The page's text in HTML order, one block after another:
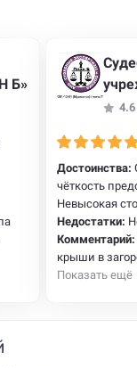
Б»
4.6
Достоинства:
чёткость
Невысокая
Недостатки:
Комментарий:
крыши в
осени
Показать ещё